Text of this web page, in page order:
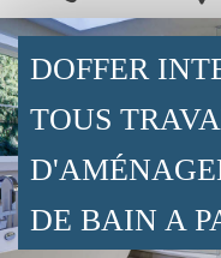
DOFFER
TOUS
DE BAIN A